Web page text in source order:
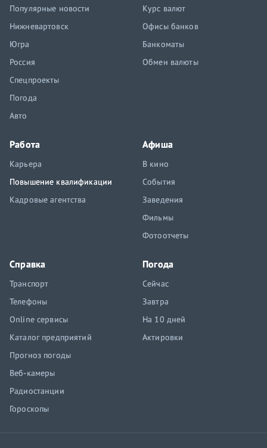
Популярные новости
Нижневартовск
Югра
Россия
Спецпроекты
Погода
Авто
Курс валют
Офисы банков
Банкоматы
Обмен валюты
Работа
Карьера
Повышение квалификации
Кадровые агентства
Афиша
В кино
События
Заведения
Фильмы
Фотоотчеты
Справка
Транспорт
Телефоны
Online сервисы
Каталог предприятий
Прогноз погоды
Веб-камеры
Радиостанции
Гороскопы
Погода
Сейчас
Завтра
На 10 дней
Актировки